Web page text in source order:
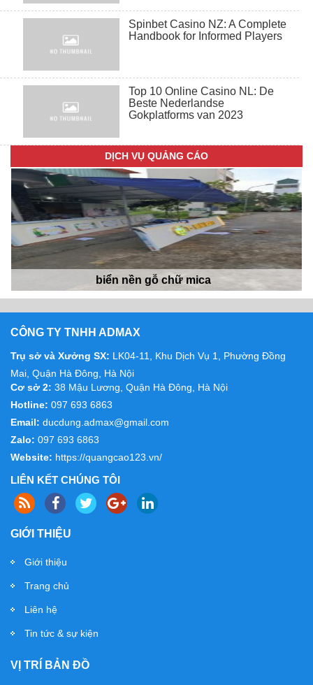
Spinbet Casino NZ: A Complete
Handbook for Informed Players
Top 10 Online Casino NL: De
Beste Nederlandse
Gokplatforms van 2023
DỊCH VỤ QUẢNG CÁO
biển chữ alu
Biển nền alu SK
biển nền gỗ chữ mica
biển nền alu, chữ nổi đẹp
CÔNG TY TNHH ADMAX
Trụ sở và Xưởng SX: LK04-11, Khu Dịch Vụ 1, Phường Đồng
Mai, Quận Hà Đông, Hà Nội
Cơ sở 2: 38 Mậu Lương, Quận Hà Đông, Hà Nội
Hotline: 097 693 6863
Email: ducdung.admax@gmail.com
Zalo: 097 693 6863
Website: https://quangcao123.vn/
LIÊN KẾT CHÚNG TÔI
GIỚI THIỆU
Giới thiệu
Trang chủ
Liên hệ
Tin tức & sự kiện
VỊ TRÍ BẢN ĐỒ